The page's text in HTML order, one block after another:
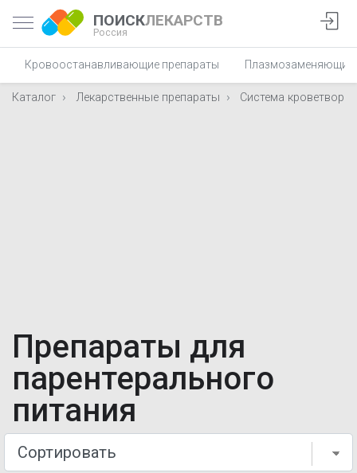
ПОИСКЛЕКАРСТВ
Россия
Кровоостанавливающие препараты Плазмозаменяющие
Каталог Лекарственные препараты Система
Препараты для
парентерального
питания